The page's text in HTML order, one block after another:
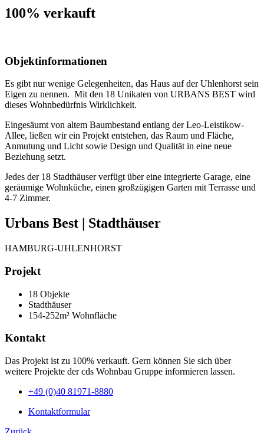
100% verkauft
Objektinformationen
Es gibt nur wenige Gelegenheiten, das Haus auf der Uhlenhorst sein
Eigen zu nennen. Mit den 18 Unikaten von URBANS BEST wird
dieses Wohnbedürfnis Wirklichkeit.
Eingesäumt von altem Baumbestand entlang der Leo-Leistikow-
Allee, ließen wir ein Projekt entstehen, das Raum und Fläche,
Anmutung und Licht sowie Design und Qualität in eine neue
Beziehung setzt.
Jedes der 18 Stadthäuser verfügt über eine integrierte Garage, eine
geräumige Wohnküche, einen großzügigen Garten mit Terrasse und
4-7 Zimmer.
Urbans Best | Stadthäuser
HAMBURG-UHLENHORST
Projekt
18 Objekte
Stadthäuser
154-252m² Wohnfläche
Kontakt
Das Projekt ist zu 100% verkauft. Gern können Sie sich über
weitere Projekte der cds Wohnbau Gruppe informieren lassen.
+49 (0)40 81971-8880
Kontaktformular